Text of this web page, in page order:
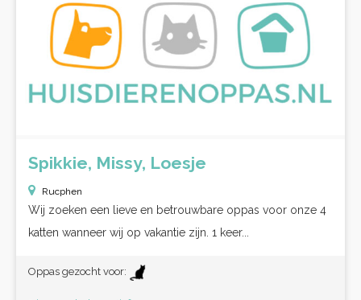
Spikkie, Missy, Loesje
Rucphen
Wij zoeken een lieve en betrouwbare oppas voor onze 4
katten wanneer wij op vakantie zijn. 1 keer...
Oppas gezocht voor: